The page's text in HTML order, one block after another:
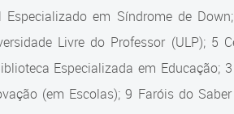
em Síndrome de
Livre do Professor (ULP); 5
Especializada em Educação;
(em Escolas); 9 Faróis do